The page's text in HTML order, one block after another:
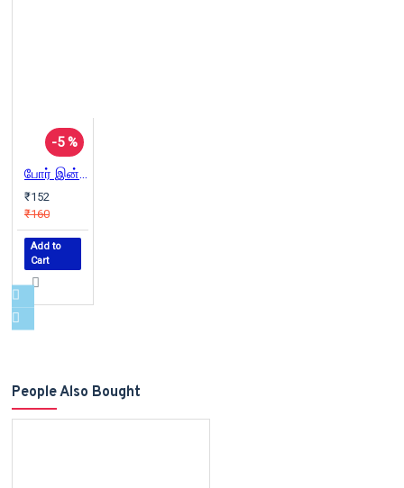
-5 %
போர் இன்னும் ஓயவில்லை
₹152
₹160
Add to
Cart
People Also Bought